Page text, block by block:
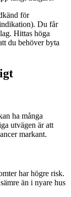
för
Du får
Hittas höga
du behöver byta
ha många
utvägen är att
markant.
har högre risk.
än i nyare hus